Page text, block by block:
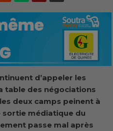
d’appeler les
table des négociations
deux camps peinent à
sortie médiatique du
passe mal après